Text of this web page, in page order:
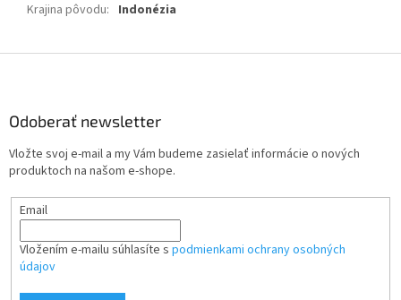
Krajina pôvodu: Indonézia
Odoberať newsletter
Vložte svoj e-mail a my Vám budeme zasielať informácie o nových
produktoch na našom e-shope.
Email
Vložením e-mailu súhlasíte s podmienkami ochrany osobných
údajov